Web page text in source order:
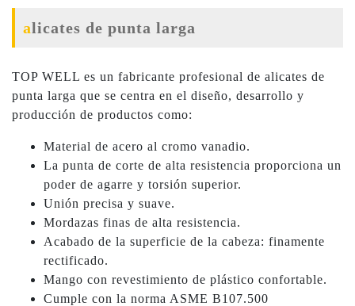
alicates de punta larga
TOP WELL es un fabricante profesional de alicates de
punta larga que se centra en el diseño, desarrollo y
producción de productos como:
Material de acero al cromo vanadio.
La punta de corte de alta resistencia proporciona un
poder de agarre y torsión superior.
Unión precisa y suave.
Mordazas finas de alta resistencia.
Acabado de la superficie de la cabeza: finamente
rectificado.
Mango con revestimiento de plástico confortable.
Cumple con la norma ASME B107.500